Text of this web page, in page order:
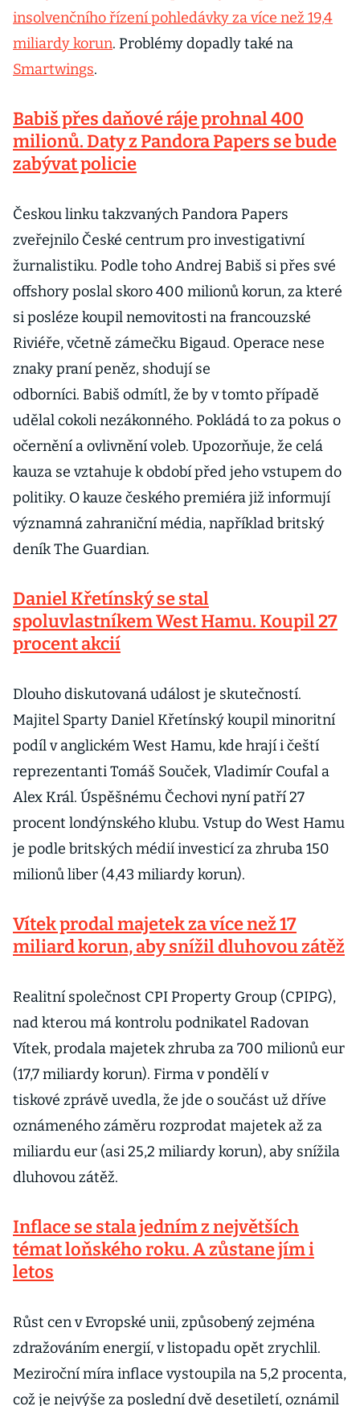
insolvenčního řízení pohledávky za více než 19,4
miliardy korun. Problémy dopadly také na
Smartwings.
Babiš přes daňové ráje prohnal 400
milionů. Daty z Pandora Papers se bude
zabývat policie
Českou linku takzvaných Pandora Papers
zveřejnilo České centrum pro investigativní
žurnalistiku. Podle toho Andrej Babiš si přes své
offshory poslal skoro 400 milionů korun, za které
si posléze koupil nemovitosti na francouzské
Riviéře, včetně zámečku Bigaud. Operace nese
znaky praní peněz, shodují se
odborníci. Babiš odmítl, že by v tomto případě
udělal cokoli nezákonného. Pokládá to za pokus o
očernění a ovlivnění voleb. Upozorňuje, že celá
kauza se vztahuje k období před jeho vstupem do
politiky. O kauze českého premiéra již informují
významná zahraniční média, například britský
deník The Guardian.
Daniel Křetínský se stal
spoluvlastníkem West Hamu. Koupil 27
procent akcií
Dlouho diskutovaná událost je skutečností.
Majitel Sparty Daniel Křetínský koupil minoritní
podíl v anglickém West Hamu, kde hrají i čeští
reprezentanti Tomáš Souček, Vladimír Coufal a
Alex Král. Úspěšnému Čechovi nyní patří 27
procent londýnského klubu. Vstup do West Hamu
je podle britských médií investicí za zhruba 150
milionů liber (4,43 miliardy korun).
Vítek prodal majetek za více než 17
miliard korun, aby snížil dluhovou zátěž
Realitní společnost CPI Property Group (CPIPG),
nad kterou má kontrolu podnikatel Radovan
Vítek, prodala majetek zhruba za 700 milionů eur
(17,7 miliardy korun). Firma v pondělí v
tiskové zprávě uvedla, že jde o součást už dříve
oznámeného záměru rozprodat majetek až za
miliardu eur (asi 25,2 miliardy korun), aby snížila
dluhovou zátěž.
Inflace se stala jedním z největších
témat loňského roku. A zůstane jím i
letos
Růst cen v Evropské unii, způsobený zejména
zdražováním energií, v listopadu opět zrychlil.
Meziroční míra inflace vystoupila na 5,2 procenta,
což je nejvýše za poslední dvě desetiletí, oznámil